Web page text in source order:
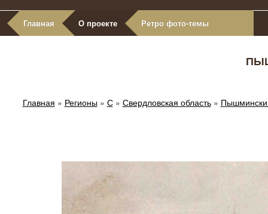
Главная О проекте Ретро фото-темы
Главная » Регионы» С» Свердловская область»